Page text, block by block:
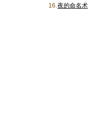
16.夜的命名术